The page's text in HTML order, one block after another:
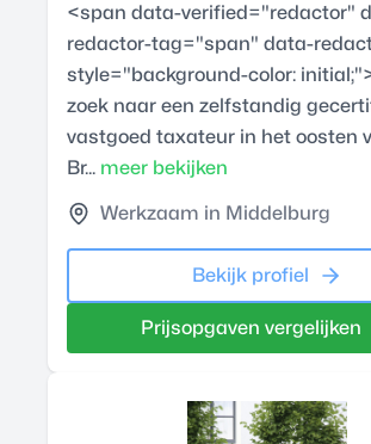
<span data-verified="redactor"
redactor-tag="span" data-
style="background-color:
zoek naar een zelfstandig
vastgoed taxateur in het oosten
Br... meer bekijken
Werkzaam in Middelburg
Bekijk profiel
Prijsopgaven vergelijken